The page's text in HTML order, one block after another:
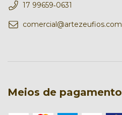
17 99659‑0631‬
comercial@artezeufios.com
Meios de pagamento